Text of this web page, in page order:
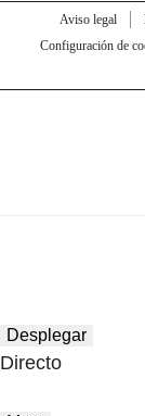
Aviso legal
Configuración de
Desplegar
Directo